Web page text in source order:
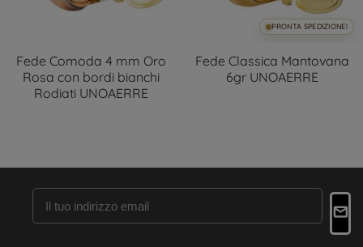
Fede Comoda 4 mm Oro
Rosa con bordi bianchi
Rodiati UNOAERRE
PRONTA SPEDIZIONE!
Fede Classica Mantovana
6gr UNOAERRE